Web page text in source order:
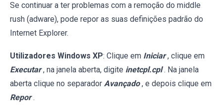
Se continuar a ter problemas com a remoção do middle
rush (adware), pode repor as suas definições padrão do
Internet Explorer.
Utilizadores Windows XP: Clique em Iniciar , clique em
Executar , na janela aberta, digite inetcpl.cpl . Na janela
aberta clique no separador Avançado , e depois clique em
Repor .